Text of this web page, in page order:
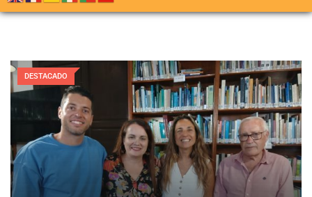
DESTACADO